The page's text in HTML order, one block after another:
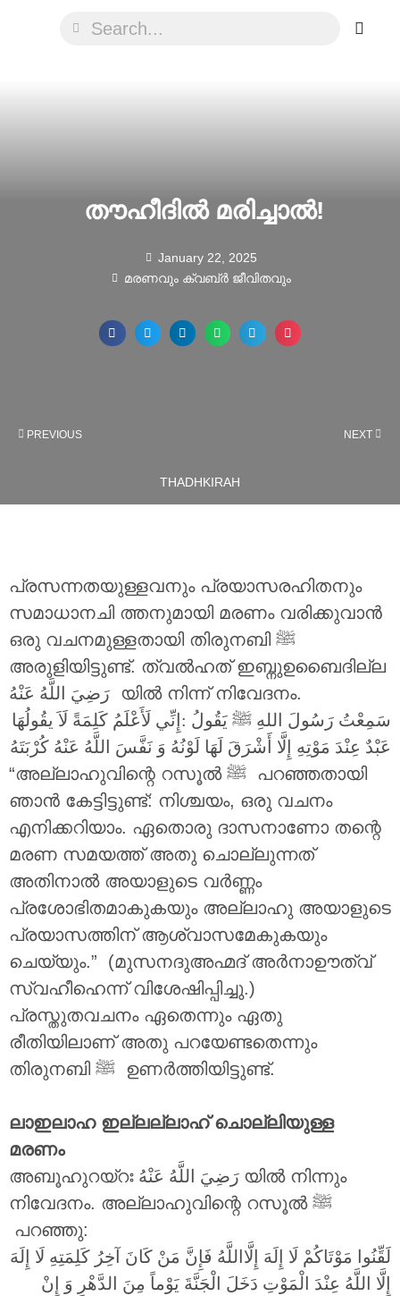
തൗഹീദിൽ മരിച്ചാൽ!
January 22, 2025
മരണവും ക്വബ്ർ ജീവിതവും
PREVIOUS NEXT
THADHKIRAH
പ്രസന്നതയുള്ളവനും പ്രയാസരഹിതനും
സമാധാനചി ത്തനുമായി മരണം വരിക്കുവാൻ
ഒരു വചനമുള്ളതായി തിരുനബി ‎ﷺ
അരുളിയിട്ടുണ്ട്. ത്വൽഹത് ഇബ്നുഉബൈദില്ല
رَضِيَ اللَّهُ عَنْهُ യിൽ നിന്ന് നിവേദനം.
سَمِعْتُ رَسُولَ اللهِ ‎ﷺ يَقُولُ :إِنِّي لَأَعْلَمُ كَلِمَةً لَاَ يقُولُهَا
عَبْدٌ عِنْدَ مَوْتِهِ إِلَّا أَشْرَقَ لَهَا لَوْنُهُ وَ نَفَّسَ اللَّهُ عَنْهُ كُرْبَتَهُ
“അല്ലാഹുവിന്റെ റസൂൽ ‎ﷺ പറഞ്ഞതായി
ഞാൻ കേട്ടിട്ടുണ്ട്: നിശ്ചയം, ഒരു വചനം
എനിക്കറിയാം. ഏതൊരു ദാസനാണോ തന്റെ
മരണ സമയത്ത് അതു ചൊല്ലുന്നത്
അതിനാൽ അയാളുടെ വർണ്ണം
പ്രശോഭിതമാകുകയും അല്ലാഹു അയാളുടെ
പ്രയാസത്തിന് ആശ്വാസമേകുകയും
ചെയ്യും.” (മുസനദുഅഹ്മദ് അർനാഊത്വ്
സ്വഹീഹെന്ന് വിശേഷിപ്പിച്ചു.)
പ്രസ്തുതവചനം ഏതെന്നും ഏതു
രീതിയിലാണ് അതു പറയേണ്ടതെന്നും
തിരുനബി ‎ﷺ ഉണർത്തിയിട്ടുണ്ട്.
ലാഇലാഹ ഇല്ലല്ലാഹ് ചൊല്ലിയുള്ള
മരണം
അബൂഹുറയ്റഃ
യിൽ നിന്നും
നിവേദനം. അല്ലാഹുവിന്റെ റസൂൽ ‎ﷺ
പറഞ്ഞു:
لَقِّنُوا مَوْتَاكُمْ لَا إِلَهَ إِلَّااللَّهُ فَإِنَّ مَنْ كَانَ آخِرُ كَلِمَتِهِ لَا إِلَهَ
إِلَّا اللَّهُ عِنْدَ الْمَوْتِ دَخَلَ الْجَنَّةَ يَوْماً مِنَ الدَّهْرِ وَ إِنْ